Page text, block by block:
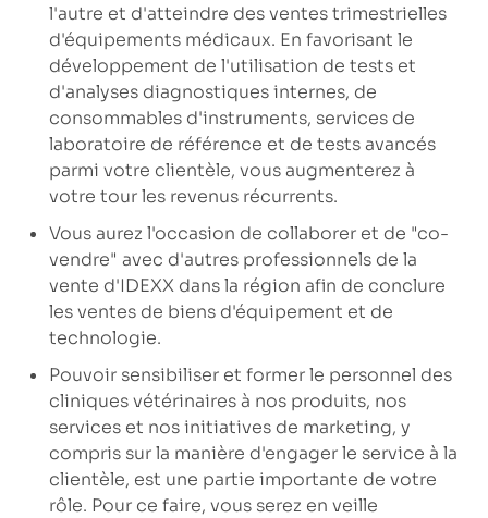
l'autre et d'atteindre des ventes trimestrielles
d'équipements médicaux. En favorisant le
développement de l'utilisation de tests et
d'analyses diagnostiques internes, de
consommables d'instruments, services de
laboratoire de référence et de tests avancés
parmi votre clientèle, vous augmenterez à
votre tour les revenus récurrents.
Vous aurez l'occasion de collaborer et de "co-
vendre" avec d'autres professionnels de la
vente d'IDEXX dans la région afin de conclure
les ventes de biens d'équipement et de
technologie.
Pouvoir sensibiliser et former le personnel des
cliniques vétérinaires à nos produits, nos
services et nos initiatives de marketing, y
compris sur la manière d'engager le service à la
clientèle, est une partie importante de votre
rôle. Pour ce faire, vous serez en veille